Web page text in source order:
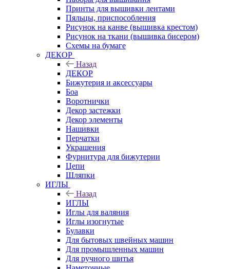
Принты для вышивки лентами
Пяльцы, приспособления
Рисунок на канве (вышивка крестом)
Рисунок на ткани (вышивка бисером)
Схемы на бумаге
ДЕКОР
Назад
ДЕКОР
Бижутерия и аксессуары
Боа
Воротнички
Декор застежки
Декор элементы
Нашивки
Перчатки
Украшения
Фурнитура для бижутерии
Цепи
Шляпки
ИГЛЫ
Назад
ИГЛЫ
Иглы для валяния
Иглы изогнутые
Булавки
Для бытовых швейных машин
Для промышленных машин
Для ручного шитья